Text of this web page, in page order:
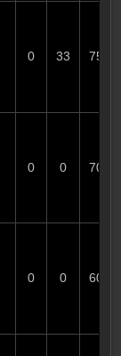
0 33 75
0 0 70
0 0 60